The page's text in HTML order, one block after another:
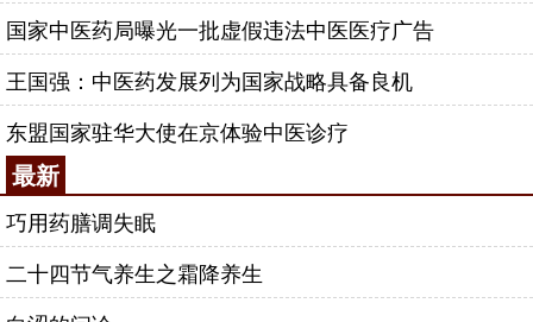
国家中医药局曝光一批虚假违法中医医疗广告
王国强：中医药发展列为国家战略具备良机
东盟国家驻华大使在京体验中医诊疗
最新
巧用药膳调失眠
二十四节气养生之霜降养生